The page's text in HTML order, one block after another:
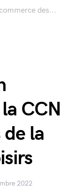
des...
CCN
la
2022